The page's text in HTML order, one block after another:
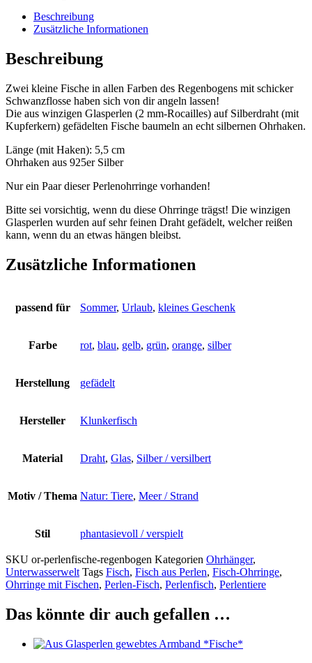
Beschreibung
Zusätzliche Informationen
Beschreibung
Zwei kleine Fische in allen Farben des Regenbogens mit schicker
Schwanzflosse haben sich von dir angeln lassen!
Die aus winzigen Glasperlen (2 mm-Rocailles) auf Silberdraht (mit
Kupferkern) gefädelten Fische baumeln an echt silbernen Ohrhaken.
Länge (mit Haken): 5,5 cm
Ohrhaken aus 925er Silber
Nur ein Paar dieser Perlenohrringe vorhanden!
Bitte sei vorsichtig, wenn du diese Ohrringe trägst! Die winzigen
Glasperlen wurden auf sehr feinen Draht gefädelt, welcher reißen
kann, wenn du an etwas hängen bleibst.
Zusätzliche Informationen
passend für Sommer, Urlaub, kleines Geschenk
Farbe rot, blau, gelb, grün, orange, silber
Herstellung gefädelt
Hersteller Klunkerfisch
Material Draht, Glas, Silber / versilbert
Motiv / Thema Natur: Tiere, Meer / Strand
Stil phantasievoll / verspielt
SKU or-perlenfische-regenbogen Kategorien Ohrhänger,
Unterwasserwelt Tags Fisch, Fisch aus Perlen, Fisch-Ohrringe,
Ohrringe mit Fischen, Perlen-Fisch, Perlenfisch, Perlentiere
Das könnte dir auch gefallen …